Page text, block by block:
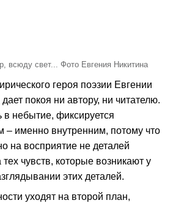
всюду свет... Фото Евгения Никитина
героя поэзии Евгении
покоя ни автору, ни читателю.
в небытие, фиксируется
– именно внутренним, потому что
на восприятие не деталей
тех чувств, которые возникают у
этих деталей.
уходят на второй план,